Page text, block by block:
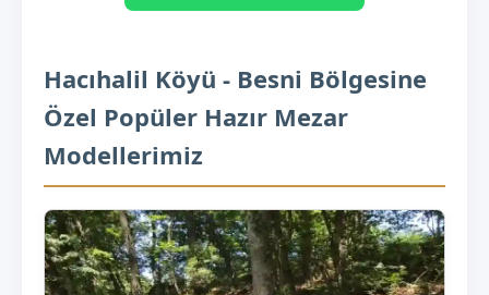
Hacıhalil Köyü - Besni Bölgesine
Özel Popüler Hazır Mezar
Modellerimiz